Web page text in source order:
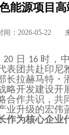
能源项目
间：2026-05-22
20 日 16 时，
表团共赴印尼
长拉赫马特・
略开发建设开
合作共识，共
业升级的宏伟
作为核心企业